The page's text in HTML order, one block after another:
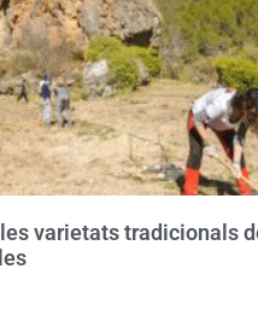
varietats tradicionals